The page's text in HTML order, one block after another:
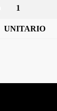
1
UNITARIO